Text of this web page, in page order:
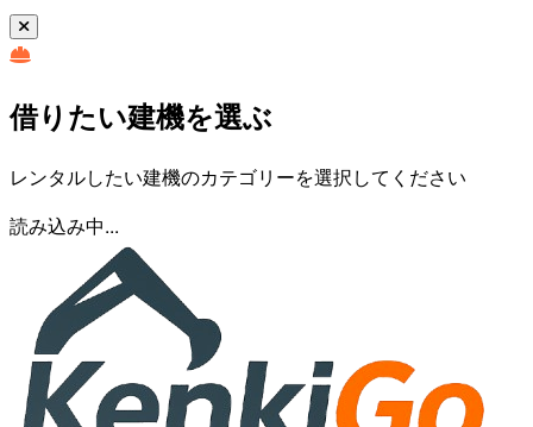
借りたい建機を選ぶ
レンタルしたい建機のカテゴリーを選択してください
読み込み中...